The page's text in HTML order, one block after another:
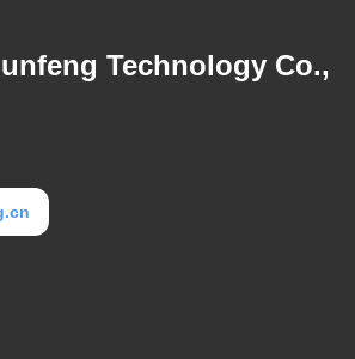
Technology Co.,